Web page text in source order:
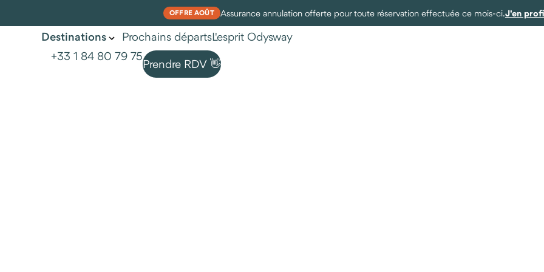
OFFRE AOÛT Assurance annulation offerte pour toute réservation effectuée ce mois-ci.J'en
Destinations Prochains départsL'esprit Odysway
+33 1 84 80 79 75Prendre RDV 👋